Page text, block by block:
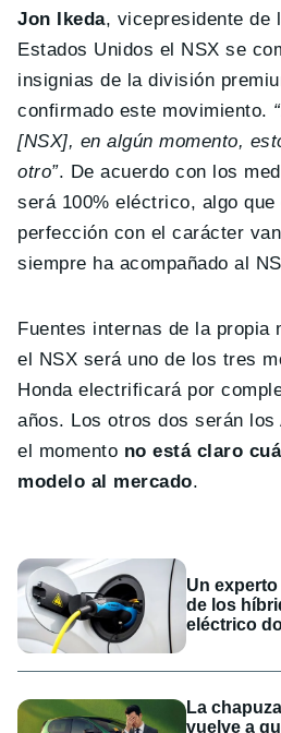
Jon Ikeda, vicepresidente de
Estados Unidos el NSX se
insignias de la división
confirmado este movimiento.
[NSX], en algún momento,
otro”. De acuerdo con los
será 100% eléctrico, algo que
perfección con el carácter
siempre ha acompañado al
Fuentes internas de la propia
el NSX será uno de los tres
Honda electrificará por
años. Los otros dos serán los
el momento no está claro
modelo al mercado.
Un
de los
eléctrico
La
vuelve a